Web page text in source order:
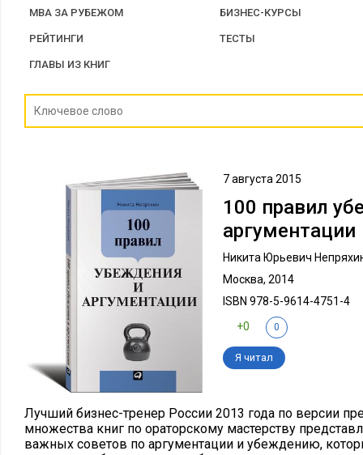
MBA ЗА РУБЕЖОМ
РЕЙТИНГИ
ГЛАВЫ ИЗ КНИГ
БИЗНЕС-КУРСЫ
ТЕСТЫ
7 августа 2015
100 правил
аргументации
Никита Юрьевич
Москва, 2014
ISBN 978-5-9614-4751-4
+0
0
Я читал
Лучший бизнес-тренер России 2013 года по версии
множества книг по ораторскому мастерству
важных советов по аргументации и убеждению,